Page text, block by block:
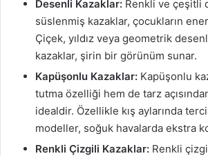
Desenli Kazaklar: Renkli ve çeşitli
süslenmiş kazaklar, çocukların
Çiçek, yıldız veya geometrik
kazaklar, şirin bir görünüm sunar.
Kapüşonlu Kazaklar: Kapüşonlu
tutma özelliği hem de tarz
idealdir. Özellikle kış aylarında
modeller, soğuk havalarda ekstra
Renkli Çizgili Kazaklar: Renkli